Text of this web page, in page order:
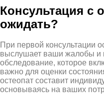
Консультация с
ожидать?
При первой консультации
выслушает ваши жалобы и
обследование, которое
важно для оценки
остеопат составит
основываясь на ваших